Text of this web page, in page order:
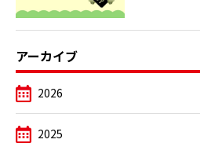
アーカイブ
2026
2025